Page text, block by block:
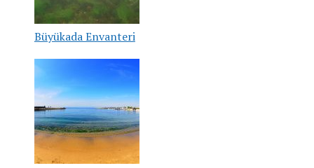
Büyükada Envanteri